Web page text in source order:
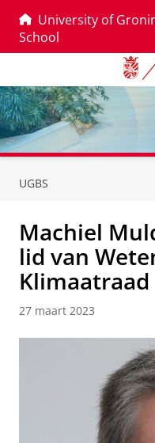
University of
School
UGBS
Machiel
lid van
Klimaatraad
27 maart 2023